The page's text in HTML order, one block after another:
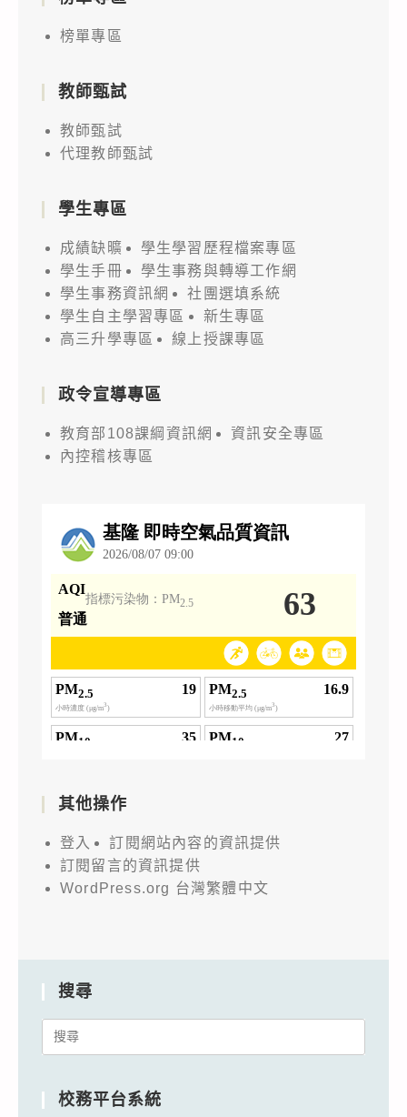
榜單專區
教師甄試
教師甄試
代理教師甄試
學生專區
成績缺曠
學生學習歷程檔案專區
學生手冊
學生事務與轉導工作網
學生事務資訊網
社團選填系統
學生自主學習專區
新生專區
高三升學專區
線上授課專區
政令宣導專區
教育部108課綱資訊網
資訊安全專區
內控稽核專區
其他操作
登入
訂閱網站內容的資訊提供
訂閱留言的資訊提供
WordPress.org 台灣繁體中文
搜尋
Search
校務平台系統